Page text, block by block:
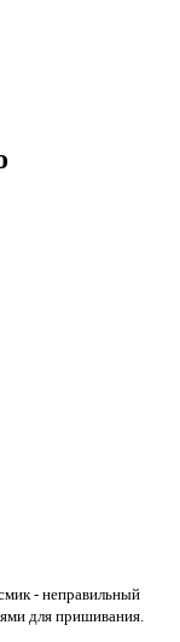
- неправильный
для пришивания.